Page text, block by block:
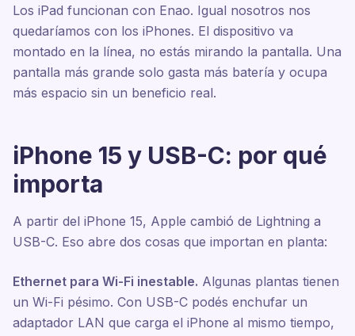
Los iPad funcionan con Enao. Igual nosotros nos
quedaríamos con los iPhones. El dispositivo va
montado en la línea, no estás mirando la pantalla. Una
pantalla más grande solo gasta más batería y ocupa
más espacio sin un beneficio real.
iPhone 15 y USB-C: por qué
importa
A partir del iPhone 15, Apple cambió de Lightning a
USB-C. Eso abre dos cosas que importan en planta:
Ethernet para Wi-Fi inestable. Algunas plantas tienen
un Wi-Fi pésimo. Con USB-C podés enchufar un
adaptador LAN que carga el iPhone al mismo tiempo,